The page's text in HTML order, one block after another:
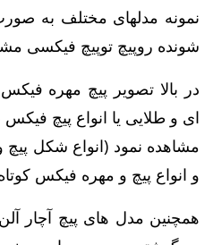
نمونه مدلهای مختلف به
شونده روپیچ توپیچ فیکسی
در بالا تصویر پیچ مهره
ای و طلایی یا انواع پیچ فیکس
مشاهده نمود (انواع شکل
و انواع پیچ و مهره فیکس
همچنین مدل های پیچ آچار